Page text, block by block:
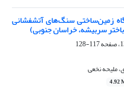
زمین‌ساختی سنگ‌‌های آتشفشانی
سربیشه، خراسان جنوبی)
117-128
ملیحه نخعی
4.92